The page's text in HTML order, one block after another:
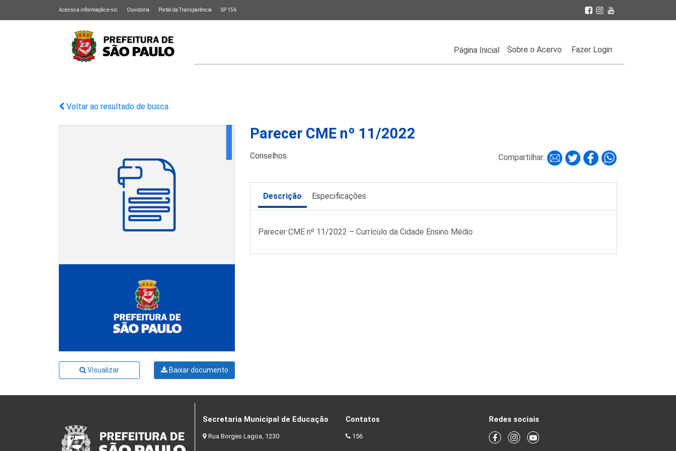
Acesso à informação e-sic Ouvidoria Portal da Transparência SP 156
Página Inicial Sobre o Acervo Fazer Login
Voltar ao resultado de busca
Visualizar Baixar documento
Parecer CME nº 11/2022
Conselhos Compartilhar:
Descrição Especificações
Parecer CME nº 11/2022 – Currículo da Cidade Ensino Médio
Secretaria Municipal de Educação
Rua Borges Lagoa, 1230
Contatos
156
Redes sociais